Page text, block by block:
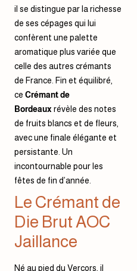
il se distingue par la richesse
de ses cépages qui lui
confèrent une palette
aromatique plus variée que
celle des autres crémants
de France. Fin et équilibré,
ce Crémant de
Bordeaux révèle des notes
de fruits blancs et de fleurs,
avec une finale élégante et
persistante. Un
incontournable pour les
fêtes de fin d’année.
Le Crémant de
Die Brut AOC
Jaillance
Né au pied du Vercors, il